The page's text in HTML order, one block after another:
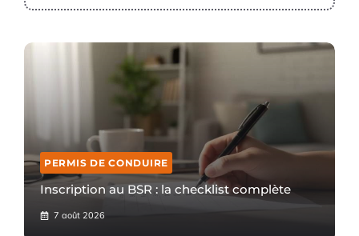
PERMIS DE CONDUIRE
Inscription au BSR : la checklist complète
7 août 2026